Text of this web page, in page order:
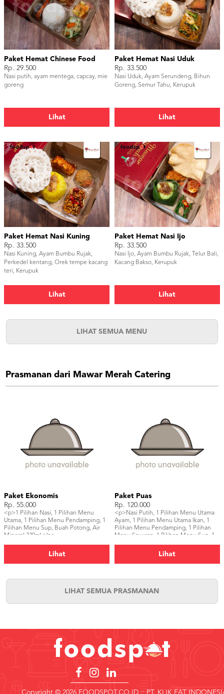
Paket Hemat Chinese Food
Rp. 29.500
Nasi putih, ayam mentega, capcay, mie
goreng
Lihat
Paket Hemat Nasi Uduk
Rp. 33.500
Nasi Uduk, Ayam Serundeng, Bihun
Goreng, Semur Tahu, Kerupuk
Lihat
Paket Hemat Nasi Kuning
Rp. 33.500
Nasi Kuning, Ayam Bumbu Rujak,
Perkedel kentang, Orek tempe kacang
teri, Kerupuk
Lihat
Paket Hemat Nasi Ijo
Rp. 33.500
Nasi Ijo, Ayam Bumbu Rujak, Telur Bali,
Kacang Bakso, Kerupuk
Lihat
LIHAT SEMUA MENU
Prasmanan dari Mawar Merah Catering
Paket Ekonomis
Rp. 55.000
<p>1 Pilihan Nasi, 1 Pilihan Menu
Utama, 1 Pilihan Menu Pendamping, 1
Pilihan Menu Sup, Buah Potong, Air
Mineral 330ml</p>
Lihat
Paket Puas
Rp. 120.000
<p>Nasi Putih, 1 Pilihan Menu Utama
Ayam, 1 Pilihan Menu Utama Ikan, 1
Pilihan Menu Pendamping, 1 Pilihan
Menu Sayuran, 1 Pilihan Menu Sup, 1
Lihat
LIHAT SEMUA PRASMANAN
Copyright © 2026 FOODSPOT.CO.ID :: PT. KLIK EAT